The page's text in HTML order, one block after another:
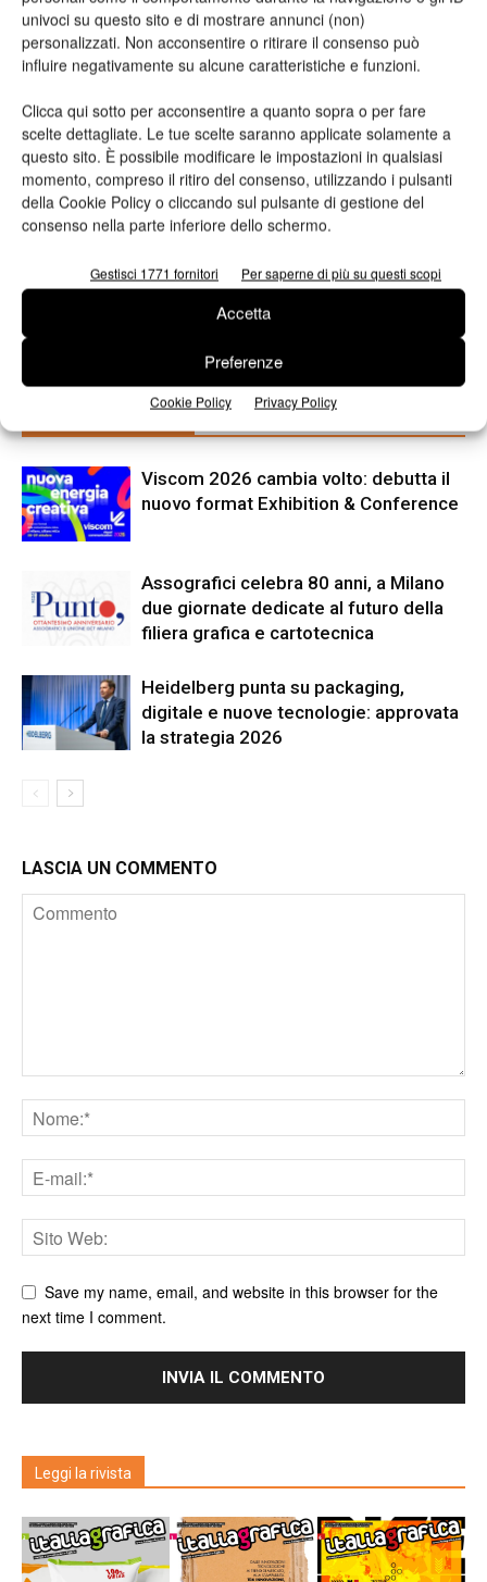
univoci su questo sito e di mostrare annunci (non)
personalizzati. Non acconsentire o ritirare il consenso può
influire negativamente su alcune caratteristiche e funzioni.
Clicca qui sotto per acconsentire a quanto sopra o per fare
scelte dettagliate. Le tue scelte saranno applicate solamente a
questo sito. È possibile modificare le impostazioni in qualsiasi
momento, compreso il ritiro del consenso, utilizzando i pulsanti
della Cookie Policy o cliccando sul pulsante di gestione del
consenso nella parte inferiore dello schermo.
Gestisci 1771 fornitori Per saperne di più su questi scopi
Accetta
Preferenze
Cookie Policy Privacy Policy
TAG Heildeberg Macchingraf
Articolo precedente
Errata corrige relativa al n.1,
febbraio. Gruppo Pozzoni
Prossimo articolo
Viscom 2026 cambia volto: debutta il
nuovo format Exhibition & Conference
Assografici celebra 80 anni, a Milano
due giornate dedicate al futuro della
filiera grafica e cartotecnica
Heidelberg punta su packaging,
digitale e nuove tecnologie: approvata
la strategia 2026
LASCIA UN COMMENTO
Save my name, email, and website in this browser for the
next time I comment.
Leggi la rivista